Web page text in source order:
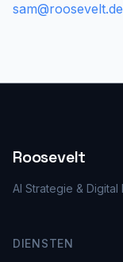
Roosevelt
AI Strategie &
DIENSTEN